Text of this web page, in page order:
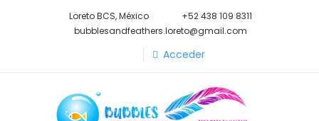
Loreto BCS, México
+52 438 109 8311
bubblesandfeathers.loreto@gmail.com
Acceder